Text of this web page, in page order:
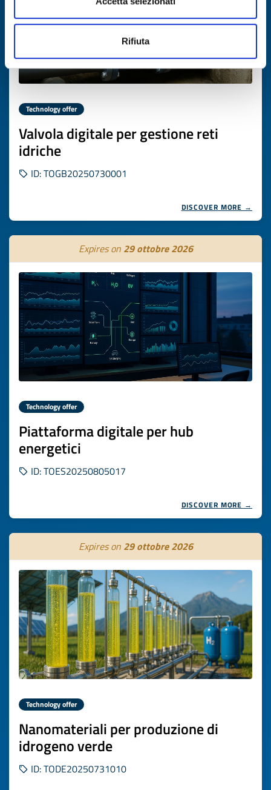
Rifiuta
Technology offer
Valvola digitale per gestione reti
idriche
ID: TOGB20250730001
DISCOVER MORE →
Expires on 29 ottobre 2026
Technology offer
Piattaforma digitale per hub
energetici
ID: TOES20250805017
DISCOVER MORE →
Expires on 29 ottobre 2026
Technology offer
Nanomateriali per produzione di
idrogeno verde
ID: TODE20250731010